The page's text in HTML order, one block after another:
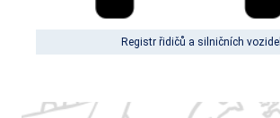
Registr řidičů a silničních vozidel